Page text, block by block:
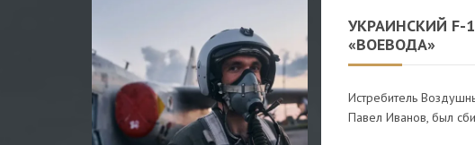
УКРАИНСКИЙ F-
«ВОЕВОДА»
Истребитель
Павел Иванов, был